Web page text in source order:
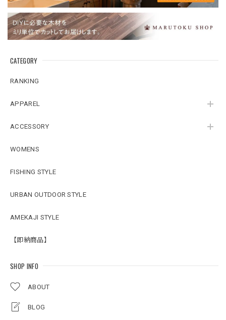
CATEGORY
RANKING
APPAREL
ACCESSORY
WOMENS
FISHING STYLE
URBAN OUTDOOR STYLE
AMEKAJI STYLE
【即納商品】
SHOP INFO
ABOUT
BLOG